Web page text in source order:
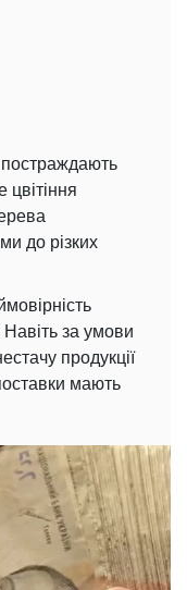
цвітіння
до різких
за умови
продукції
мають